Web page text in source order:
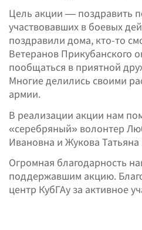
Цель акции — поздравить
участвовавших в боевых
поздравили дома, кто-то
Ветеранов Прикубанского
пообщаться в приятной
Многие делились своими
армии.
В реализации акции нам
«серебряный» волонтер
Ивановна и Жукова
Огромная благодарность
поддержавшим акцию.
центр КубГАу за активное